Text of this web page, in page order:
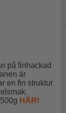
på finhackad
är
en fin struktur
HÄR!